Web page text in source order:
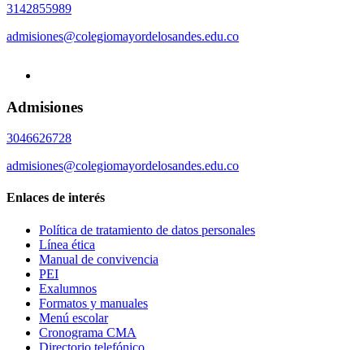
3142855989
admisiones@colegiomayordelosandes.edu.co
Admisiones
3046626728
admisiones@colegiomayordelosandes.edu.co
Enlaces de interés
Política de tratamiento de datos personales
Línea ética
Manual de convivencia
PEI
Exalumnos
Formatos y manuales
Menú escolar
Cronograma CMA
Directorio telefónico